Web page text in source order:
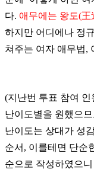
다. 애무에는 왕도(王
하지만 어디에나 정
쳐주는 여자 애무법,
(지난번 투표 참여 인
난이도별을 원했으므
난이도는 상대가 성
순서 , 이를테면 단순
순으로 작성하였으니